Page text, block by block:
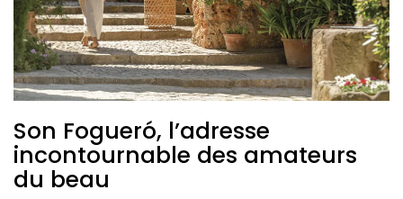
Son Fogueró, l’adresse
incontournable des amateurs
du beau